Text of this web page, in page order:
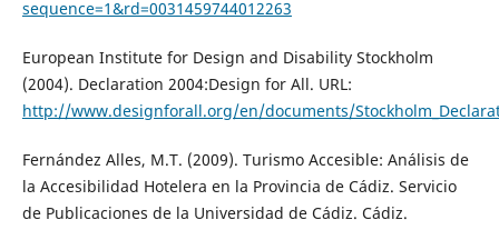
sequence=1&rd=0031459744012263
European Institute for Design and Disability Stockholm
(2004). Declaration 2004:Design for All. URL:
http://www.designforall.org/en/documents/
Fernández Alles, M.T. (2009). Turismo Accesible: Análisis de
la Accesibilidad Hotelera en la Provincia de Cádiz. Servicio
de Publicaciones de la Universidad de Cádiz. Cádiz.